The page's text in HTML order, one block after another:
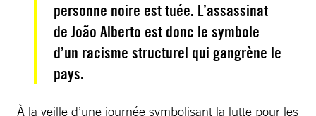
personne noire est tuée. L’assassinat
de João Alberto est donc le symbole
d’un racisme structurel qui gangrène le
pays.
À la veille d’une journée symbolisant la lutte pour les